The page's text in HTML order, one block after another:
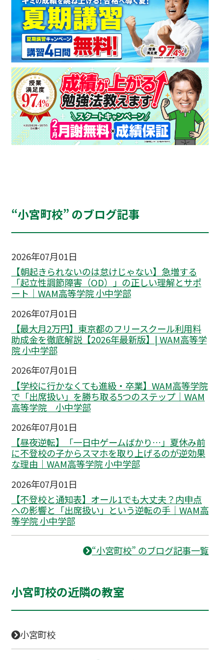
“小宮町校” のブログ記事
2026年07月01日
【朝起きられないのは怠けじゃない】急増する
「起立性調節障害（OD）」の正しい理解とサポ
ート｜WAM高等学院 小中学部
2026年07月01日
【最大月2万円】東京都のフリースクール利用料
助成金を徹底解説【2026年最新版】| WAM高等学
院 小中学部
2026年07月01日
【学校に行かなくても進級・卒業】WAM高等学院
で「出席扱い」を勝ち取る5つのステップ｜WAM
高等学院 小中学部
2026年07月01日
【昼夜逆転】「一日中ゲームばかり…」夏休み前
に不登校の子からスマホを取り上げるのが逆効果
な理由｜WAM高等学院 小中学部
2026年07月01日
【不登校と通知表】オール1でも大丈夫？内申点
への影響と「出席扱い」という逆転の手｜WAM高
等学院 小中学部
“小宮町校” のブログ記事一覧
小宮町校の近隣の教室
小宮町校